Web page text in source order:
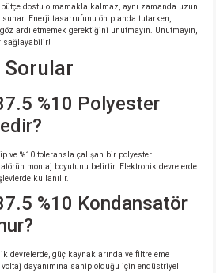
dostu olmamakla kalmaz, aynı zamanda uzun
Enerji tasarrufunu ön planda tutarken,
ardı etmemek gerektiğini unutmayın. Unutmayın,
sağlayabilir!
Sorular
%10 Polyester
ve %10 toleransla çalışan bir polyester
montaj boyutunu belirtir. Elektronik devrelerde
kullanılır.
%10 Kondansatör
devrelerde, güç kaynaklarında ve filtreleme
dayanımına sahip olduğu için endüstriyel